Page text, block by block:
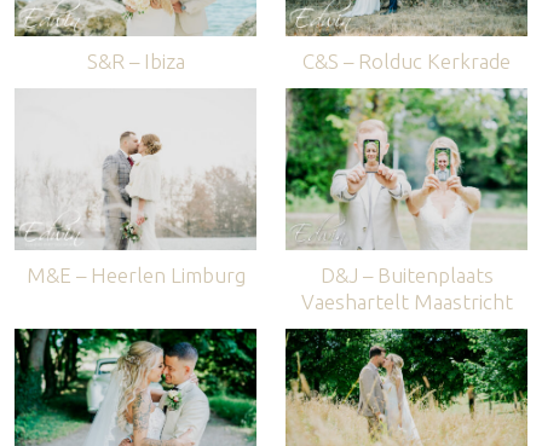
S&R – Ibiza C&S – Rolduc Kerkrade
M&E – Heerlen Limburg
D&J – Buitenplaats
Vaeshartelt Maastricht